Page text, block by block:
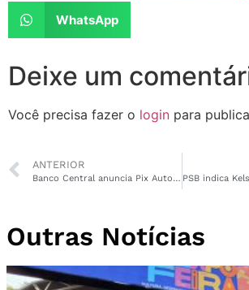
WhatsApp
Deixe um
Você precisa fazer o login para
ANTERIOR
Banco Central anuncia Pix Automático para tornar o pagamento de contas mais prático
Outras Notícias